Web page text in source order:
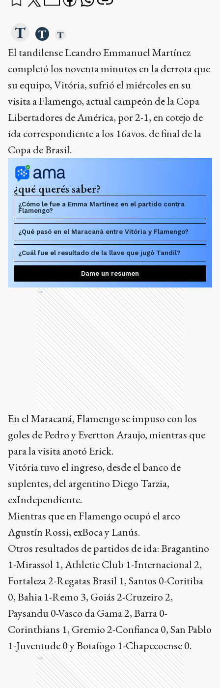
El tandilense Leandro Emmanuel Martínez
completó los noventa minutos en la derrota que
su equipo, Vitória, sufrió el miércoles en su
visita a Flamengo, actual campeón de la Copa
Libertadores de América, por 2-1, en cotejo de
ida correspondiente a los 16avos. de final de la
Copa de Brasil.
¿qué querés saber?
¿Cómo le fue a Emma Martínez en el partido contra
Flamengo?
¿Qué pasó en el Maracaná entre Vitória y Flamengo?
¿Cuál fue el resultado de la llave que jugó Tandil?
Dame un resumen
Ads
En el Maracaná, Flamengo se impuso con los
goles de Pedro y Evertton Araujo, mientras que
para la visita anotó Erick.
Vitória tuvo el ingreso, desde el banco de
suplentes, del argentino Diego Tarzia,
exIndependiente.
Mientras que en Flamengo ocupó el arco
Agustín Rossi, exBoca y Lanús.
Otros resultados de partidos de ida: Bragantino
1-Mirassol 1, Athletic Club 1-Internacional 2,
Fortaleza 2-Regatas Brasil 1, Santos 0-Coritiba
0, Bahia 1-Remo 3, Goiás 2-Cruzeiro 2,
Paysandu 0-Vasco da Gama 2, Barra 0-
Corinthians 1, Gremio 2-Confianca 0, San Pablo
1-Juventude 0 y Botafogo 1-Chapecoense 0.
Ads